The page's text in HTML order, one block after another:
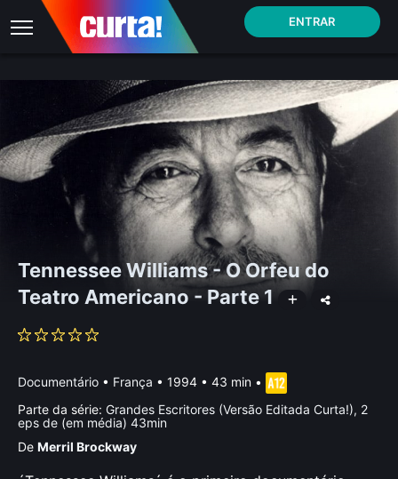
ENTRAR
Tennessee Williams - O Orfeu do
Teatro Americano - Parte 1
Documentário • França • 1994 • 43 min •
Parte da série: Grandes Escritores (Versão Editada Curta!), 2
eps de (em média) 43min
De Merril Brockway